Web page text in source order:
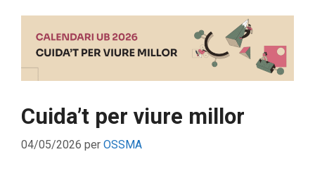
Cuida’t per viure millor
04/05/2026 per OSSMA